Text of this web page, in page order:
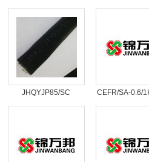
4*2*1/0.5
2*0.75
JHQYJP85/SC
19*2*0.5
CEFR/SA-0.6/